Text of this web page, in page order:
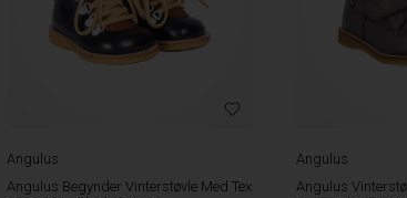
Angulus
Angulus Vinterstøvle Med Tex 2134-101
Angulus
Angulus